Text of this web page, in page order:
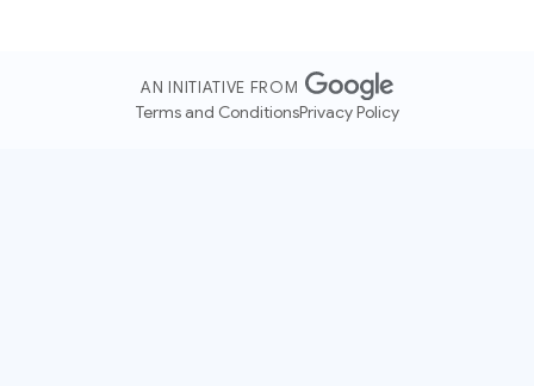
AN INITIATIVE FROM
Terms and ConditionsPrivacy Policy